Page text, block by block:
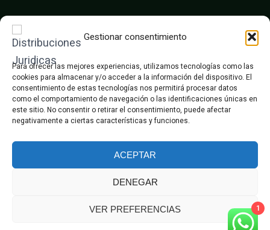
Gestionar consentimiento
Para ofrecer las mejores experiencias, utilizamos tecnologías como las
cookies para almacenar y/o acceder a la información del dispositivo. El
consentimiento de estas tecnologías nos permitirá procesar datos
como el comportamiento de navegación o las identificaciones únicas en
este sitio. No consentir o retirar el consentimiento, puede afectar
negativamente a ciertas características y funciones.
ACEPTAR
DENEGAR
VER PREFERENCIAS
F
c
e
o
o
k
T
i
t
e
r
I
s
t
g
r
a
m
© Distribuciones Juridicas
Política de CookiesPolítica de Privacidad 1